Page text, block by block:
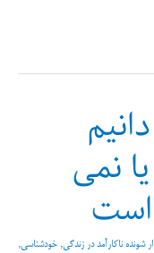
نمی
است
شونده ناکارآمد در زندگی, خودشناسی,